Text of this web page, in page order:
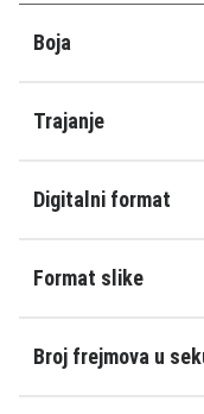
Boja
Trajanje
Digitalni format
Format slike
Broj frejmova u